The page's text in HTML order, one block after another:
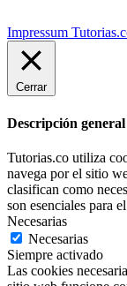
Impressum
Cerrar
Descripción
Tutorias.co utiliza
navega por el sitio
clasifican como
son esenciales para
Necesarias
Necesarias
Siempre activado
Las cookies